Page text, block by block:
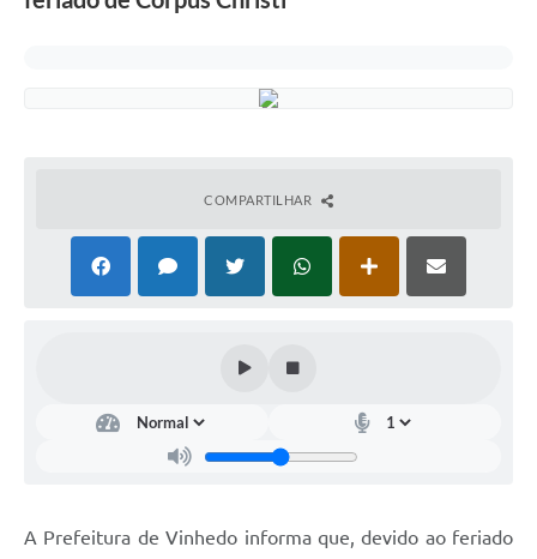
Inclusão e Acessibilidade
Normas e Legislação
Sistema de Protocolo
Fala.BR
COMPARTILHAR
A Prefeitura de Vinhedo informa que, devido ao feriado